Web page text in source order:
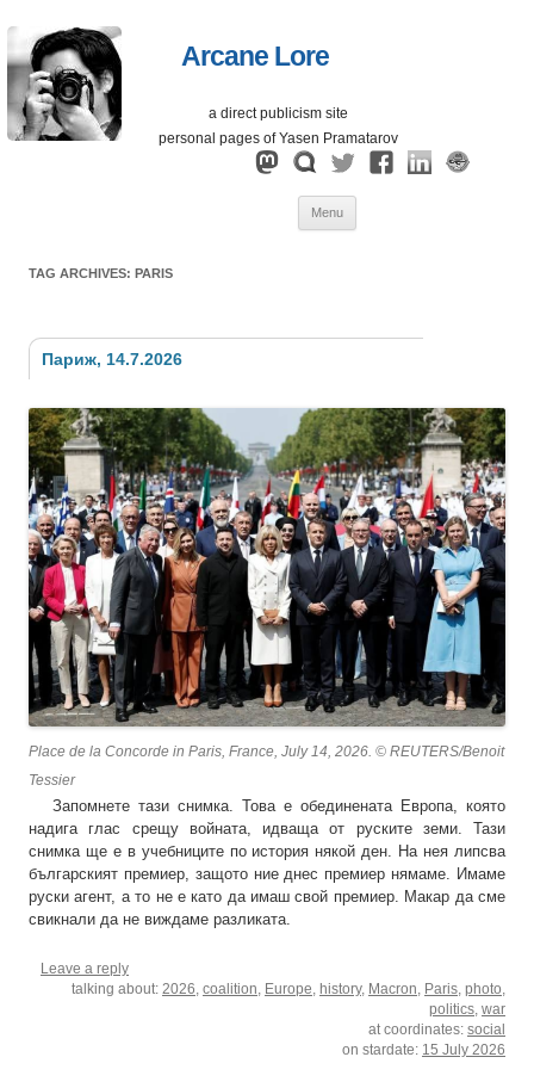
Arcane Lore
a direct publicism site
personal pages of Yasen Pramatarov
Menu
TAG ARCHIVES: PARIS
Париж, 14.7.2026
Place de la Concorde in Paris, France, July 14, 2026. © REUTERS/Benoit
Tessier
Запомнете тази снимка. Това е обединената Европа, която
надига глас срещу войната, идваща от руските земи. Тази
снимка ще е в учебниците по история някой ден. На нея липсва
българският премиер, защото ние днес премиер нямаме. Имаме
руски агент, а то не е като да имаш свой премиер. Макар да сме
свикнали да не виждаме разликата.
Leave a reply
talking about: 2026 coalition Europe history, Macron Paris photo
politics war
at coordinates: social
on stardate: 15 July 2026